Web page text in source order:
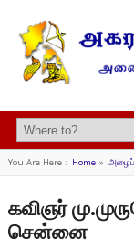
You Are Here : Home»
கவிஞர்
சென்னை